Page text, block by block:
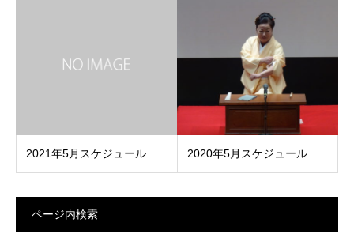
2021年5月スケジュール 2020年5月スケジュール
ページ内検索